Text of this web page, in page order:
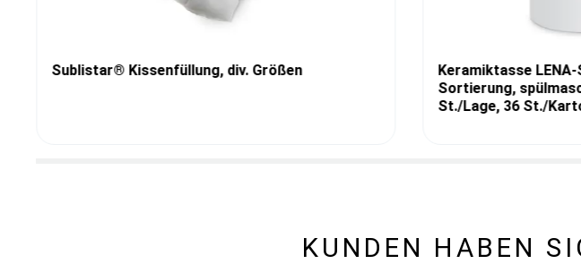
Sublistar® Kissenfüllung, div. Größen
Keramiktasse
Sortierung,
St./Lage, 36 St./
KUNDEN HABEN